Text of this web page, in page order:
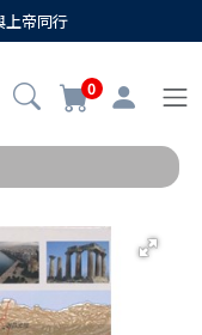
上帝同行
0